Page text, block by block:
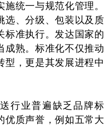
统一与规范化管理。
选、分级、包装以及质
标准执行。发达国家的
成熟。标准化不仅推动
型，更是其发展进程中
行业普遍缺乏品牌标
优质声誉，例如五常大